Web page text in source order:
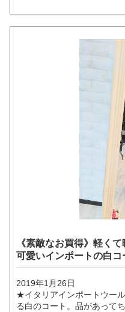
《素敵なお買得》軽く
可愛いインポートの白コ
2019年1月26日
★イタリアインポートウー
る白のコート。品があって